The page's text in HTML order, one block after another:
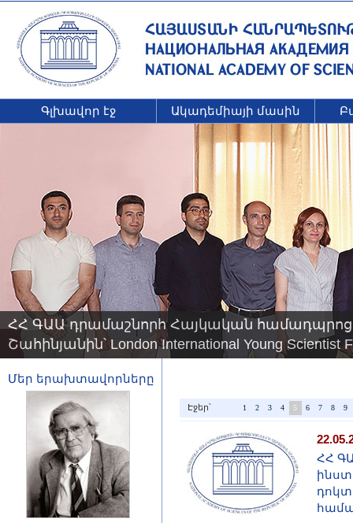
Գլխավոր էջ Ակադեմիայի մասին
ՀՀ ԳԱԱ դրամաշնորհ Հայկական
Շահինյանին՝ London International Young
Մեր երախտավորները
Էջեր՝ 1 2 3 4 5 6 7 8 9
ՀՀ